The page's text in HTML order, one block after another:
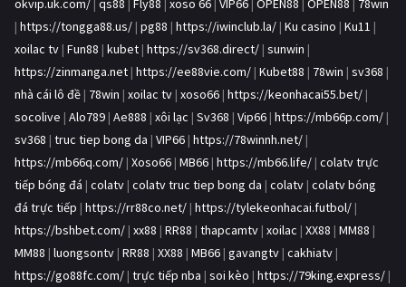
okvip.uk.com/ | qs88 | Fly88 | xoso 66 | VIP66 | OPEN88 | OPEN88 | 78win
| https://tongga88.us/ | pg88 | https://iwinclub.la/ | Ku casino | Ku11 |
xoilac tv | Fun88 | kubet | https://sv368.direct/ | sunwin |
https://zinmanga.net | https://ee88vie.com/ | Kubet88 | 78win | sv368 |
nhà cái lô đề | 78win | xoilac tv | xoso66 | https://keonhacai55.bet/ |
socolive | Alo789 | Ae888 | xôi lạc | Sv368 | Vip66 | https://mb66p.com/ |
sv368 | truc tiep bong da | VIP66 | https://78winnh.net/ |
https://mb66q.com/ | Xoso66 | MB66 | https://mb66.life/ | colatv trực
tiếp bóng đá | colatv | colatv truc tiep bong da | colatv | colatv bóng
đá trực tiếp | https://rr88co.net/ | https://tylekeonhacai.futbol/ |
https://bshbet.com/ | xx88 | RR88 | thapcamtv | xoilac | XX88 | MM88 |
MM88 | luongsontv | RR88 | XX88 | MB66 | gavangtv | cakhiatv |
https://go88fc.com/ | trực tiếp nba | soi kèo | https://79king.express/ |